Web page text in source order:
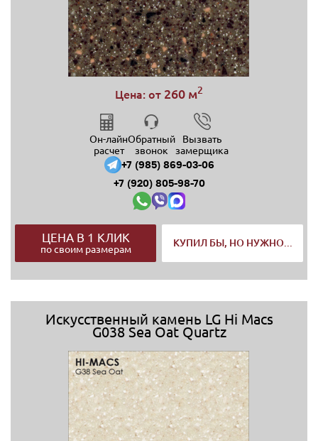
Цена: от 260 м2
Он-лайн
расчет
Обратный
звонок
Вызвать
замерщика
+7 (985) 869-03-06
+7 (920) 805-98-70
ЦЕНА В 1 КЛИК
по своим размерам
КУПИЛ БЫ, НО НУЖНО...
Искусственный камень LG Hi Macs
G038 Sea Oat Quartz